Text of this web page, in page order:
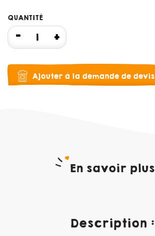
QUANTITÉ
Ajouter à la demande de devis
En savoir plus
Description :